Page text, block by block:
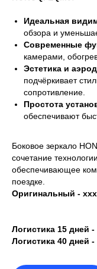
Идеальная
обзора и
Современные
камерами,
Эстетика и
подчёркивает
сопротивление.
Простота
обеспечивают
Боковое зеркало
сочетание
обеспечивающее
поездке.
Оригинальный -
Логистика 15 дней
Логистика 40 дней